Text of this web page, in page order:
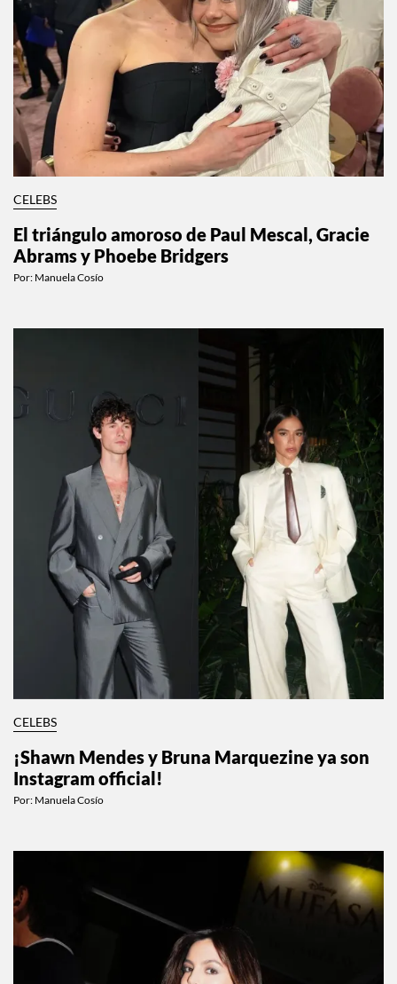
CELEBS
El triángulo amoroso de Paul Mescal, Gracie
Abrams y Phoebe Bridgers
Por: Manuela Cosío
CELEBS
¡Shawn Mendes y Bruna Marquezine ya son
Instagram official!
Por: Manuela Cosío